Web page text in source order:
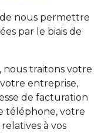
nous permettre
par le biais de
nous traitons votre
entreprise,
de facturation
téléphone, votre
à vos